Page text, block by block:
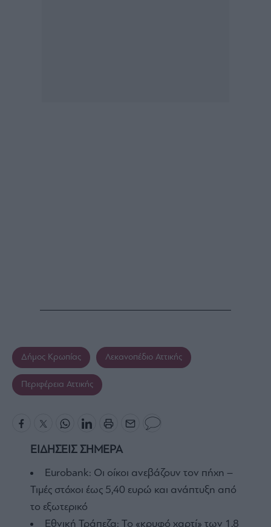
Δήμος Κρωπίας Λεκανοπέδιο Αττικής
Περιφέρεια Αττικής
ΕΙΔΗΣΕΙΣ ΣΗΜΕΡΑ
Eurobank: Οι οίκοι ανεβάζουν τον πήχη –
Τιμές στόχοι έως 5,40 ευρώ και ανάπτυξη από
το εξωτερικό
Εθνική Τράπεζα: Το «κρυφό χαρτί» των 1,8